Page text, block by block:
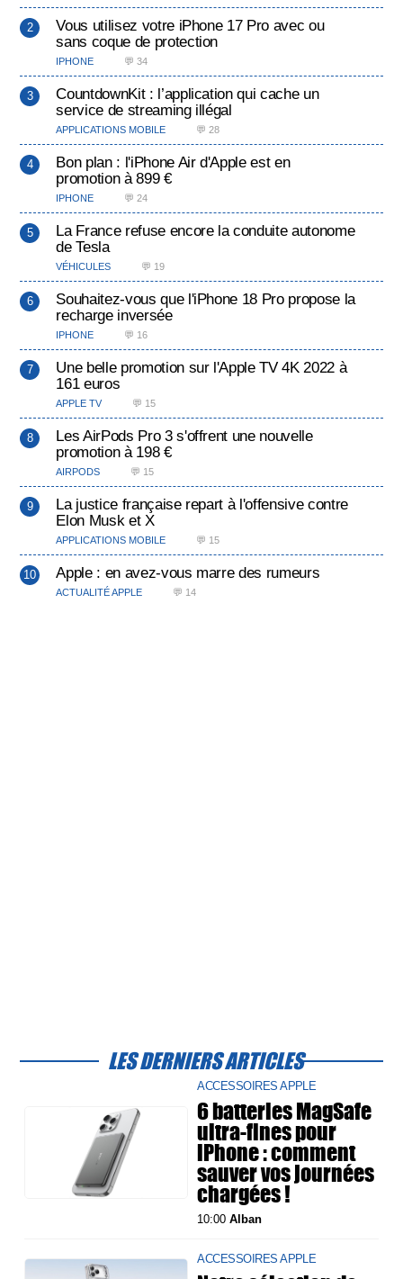
Vous utilisez votre iPhone 17 Pro avec ou
sans coque de protection
IPHONE 💬 34
CountdownKit : l’application qui cache un
service de streaming illégal
APPLICATIONS MOBILE 💬 28
Bon plan : l'iPhone Air d'Apple est en
promotion à 899 €
IPHONE 💬 24
La France refuse encore la conduite autonome
de Tesla
VÉHICULES 💬 19
Souhaitez-vous que l'iPhone 18 Pro propose la
recharge inversée
IPHONE 💬 16
Une belle promotion sur l'Apple TV 4K 2022 à
161 euros
APPLE TV 💬 15
Les AirPods Pro 3 s'offrent une nouvelle
promotion à 198 €
AIRPODS 💬 15
La justice française repart à l'offensive contre
Elon Musk et X
APPLICATIONS MOBILE 💬 15
Apple : en avez-vous marre des rumeurs
ACTUALITÉ APPLE 💬 14
LES DERNIERS ARTICLES
ACCESSOIRES APPLE
6 batteries MagSafe
ultra-fines pour
iPhone : comment
sauver vos journées
chargées !
10:00Alban
ACCESSOIRES APPLE